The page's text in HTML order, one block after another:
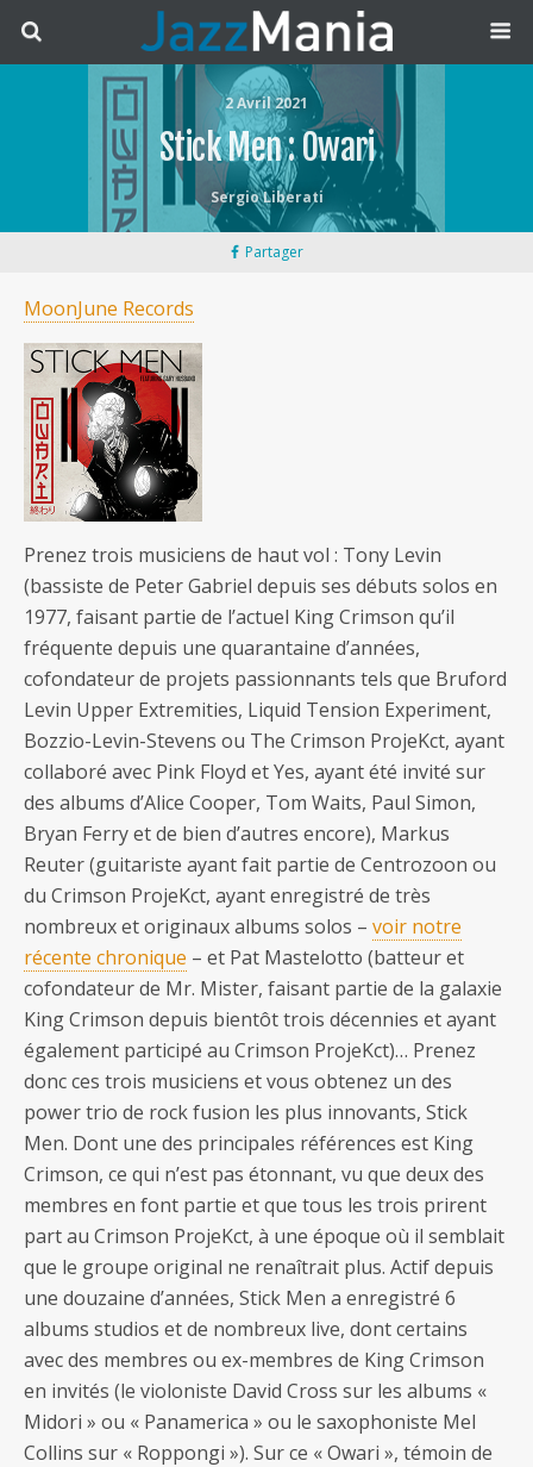
2 Avril 2021
Stick Men : Owari
Sergio Liberati
Partager
MoonJune Records
Prenez trois musiciens de haut vol : Tony Levin
(bassiste de Peter Gabriel depuis ses débuts solos en
1977, faisant partie de l’actuel King Crimson qu’il
fréquente depuis une quarantaine d’années,
cofondateur de projets passionnants tels que Bruford
Levin Upper Extremities, Liquid Tension Experiment,
Bozzio-Levin-Stevens ou The Crimson ProjeKct, ayant
collaboré avec Pink Floyd et Yes, ayant été invité sur
des albums d’Alice Cooper, Tom Waits, Paul Simon,
Bryan Ferry et de bien d’autres encore), Markus
Reuter (guitariste ayant fait partie de Centrozoon ou
du Crimson ProjeKct, ayant enregistré de très
nombreux et originaux albums solos – voir notre
récente chronique – et Pat Mastelotto (batteur et
cofondateur de Mr. Mister, faisant partie de la galaxie
King Crimson depuis bientôt trois décennies et ayant
également participé au Crimson ProjeKct)… Prenez
donc ces trois musiciens et vous obtenez un des
power trio de rock fusion les plus innovants, Stick
Men. Dont une des principales références est King
Crimson, ce qui n’est pas étonnant, vu que deux des
membres en font partie et que tous les trois prirent
part au Crimson ProjeKct, à une époque où il semblait
que le groupe original ne renaîtrait plus. Actif depuis
une douzaine d’années, Stick Men a enregistré 6
albums studios et de nombreux live, dont certains
avec des membres ou ex-membres de King Crimson
en invités (le violoniste David Cross sur les albums «
Midori » ou « Panamerica » ou le saxophoniste Mel
Collins sur « Roppongi »). Sur ce « Owari », témoin de